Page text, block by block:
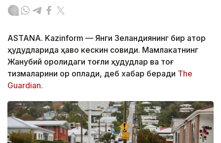
ASTANA. Kazinform — Янги Зеландиянинг бир қатор
ҳудудларида ҳаво кескин совиди. Мамлакатнинг
Жанубий оролидаги тоғли ҳудудлар ва тоғ
тизмаларини қор қоплади, деб хабар беради The
Guardian.